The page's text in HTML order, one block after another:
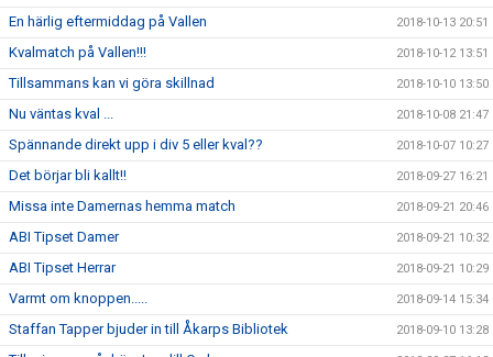
En härlig eftermiddag på Vallen 2018-10-13 20:51
Kvalmatch på Vallen!!! 2018-10-12 13:51
Tillsammans kan vi göra skillnad 2018-10-10 13:50
Nu väntas kval ... 2018-10-08 21:47
Spännande direkt upp i div 5 eller kval?? 2018-10-07 10:27
Det börjar bli kallt!! 2018-09-27 16:21
Missa inte Damernas hemma match 2018-09-21 20:46
ABI Tipset Damer 2018-09-21 10:32
ABI Tipset Herrar 2018-09-21 10:29
Varmt om knoppen..... 2018-09-14 15:34
Staffan Tapper bjuder in till Åkarps Bibliotek 2018-09-10 13:28